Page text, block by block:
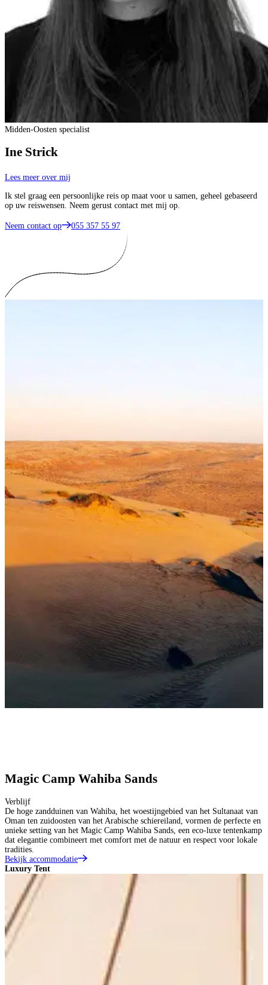
Midden-Oosten specialist
Ine Strick
Lees meer over mij
Ik stel graag een persoonlijke reis op maat voor u samen, geheel gebaseerd
op uw reiswensen. Neem gerust contact met mij op.
Neem contact op 055 357 55 97
Magic Camp Wahiba Sands
Verblijf
De hoge zandduinen van Wahiba, het woestijngebied van het Sultanaat van
Oman ten zuidoosten van het Arabische schiereiland, vormen de perfecte en
unieke setting van het Magic Camp Wahiba Sands, een eco-luxe tentenkamp
dat elegantie combineert met comfort met de natuur en respect voor lokale
tradities.
Bekijk accommodatie
Luxury Tent